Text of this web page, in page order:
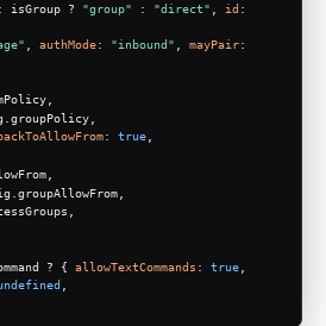
: isGroup ? "group" : "direct" id :
authMode: "inbound" mayPair:
groupPolicy
: true,
groupAllowFrom
? { allowTextCommands : true,
,